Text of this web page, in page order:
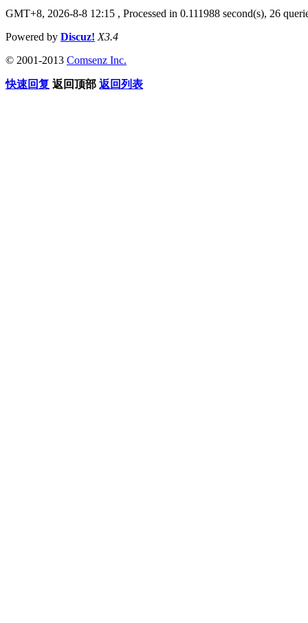
GMT+8, 2026-8-8 12:15 , Processed in 0.111988 second(s), 26
Powered by Discuz! X3.4
© 2001-2013 Comsenz Inc.
快速回复 返回顶部 返回列表